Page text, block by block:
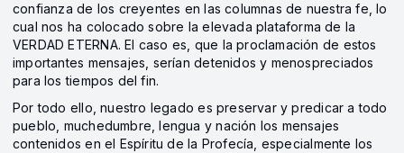
confianza de los creyentes en las columnas de nuestra fe, lo
cual nos ha colocado sobre la elevada plataforma de la
VERDAD ETERNA. El caso es, que la proclamación de estos
importantes mensajes, serían detenidos y menospreciados
para los tiempos del fin.
Por todo ello, nuestro legado es preservar y predicar a todo
pueblo, muchedumbre, lengua y nación los mensajes
contenidos en el Espíritu de la Profecía, especialmente los